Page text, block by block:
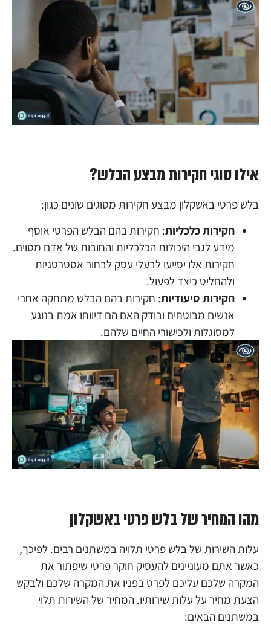
אילו סוגי חקירות מבצע הבלש?
בלש פרטי באשקלון מבצע חקירות מסוגים שונים כגון:
חקירות כלכליות: חקירות בהם הבלש הפרטי אוסף
מידע לגבי היכולות הכלכליות והחובות של אדם מסוים.
חקירות אלו יסייעו לבעלי עסק לבחור אסטרטגיות
ולהחליט כיצד לפעול.
חקירות סיעודיות: חקירות בהם הבלש מתחקה אחרי
אנשים מבוטחים ובודק האם הם דיווחו אמת בנוגע
למסוגלות ולכישורי החיים שלהם.
מהו המחיר של בלש פרטי באשקלון
עלות השירות של בלש פרטי תלויה במשתנים רבים. לפיכך,
כאשר אתם מעוניינים להעסיק חוקר פרטי שיפתור את
המקרה שלכם עליכם לפרט בפניו את המקרה שלכם ולבקש
הצעת מחיר על עלות שירותיו. המחיר של השירות תלוי
במשתנים הבאים: